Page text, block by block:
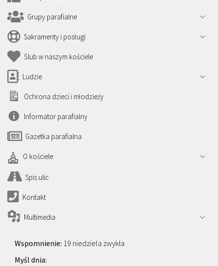
Grupy parafialne
Sakramenty i posługi
Ślub w naszym kościele
Ludzie
Ochrona dzieci i młodzieży
Informator parafialny
Gazetka parafialna
O kościele
Spis ulic
Kontakt
Multimedia
19 niedziela zwykła